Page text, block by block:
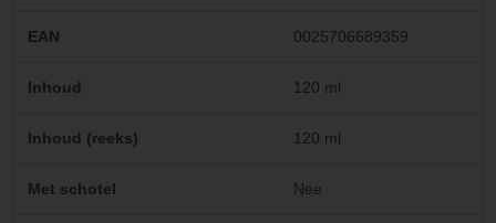
EAN 0025706689359
Inhoud 120 ml
Inhoud (reeks) 120 ml
Met schotel Nee